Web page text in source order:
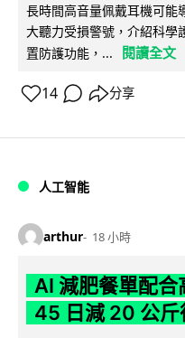
長時間高音量佩戴耳機可能
大聽力受損警號，介紹科
置防護功能，...
閱讀全文
14 分享
人工智能
arthur 18 小時
AI 減肥餐單配
45 日減 20 公斤